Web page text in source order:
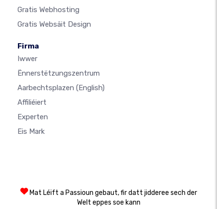
Gratis Webhosting
Gratis Websäit Design
Firma
Iwwer
Ënnerstëtzungszentrum
Aarbechtsplazen (English)
Affiliéiert
Experten
Eis Mark
Mat Léift a Passioun gebaut, fir datt jidderee sech der
Welt eppes soe kann